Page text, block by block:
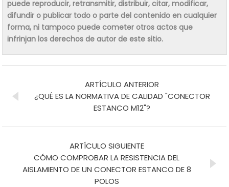
puede reproducir, retransmitir, distribuir, citar, modificar,
difundir o publicar todo o parte del contenido en cualquier
forma, ni tampoco puede cometer otros actos que
infrinjan los derechos de autor de este sitio.
ARTÍCULO ANTERIOR
¿QUÉ ES LA NORMATIVA DE CALIDAD "CONECTOR
ESTANCO M12"?
ARTÍCULO SIGUIENTE
CÓMO COMPROBAR LA RESISTENCIA DEL
AISLAMIENTO DE UN CONECTOR ESTANCO DE 8
POLOS